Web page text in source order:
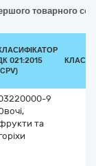
товарного
021:2015
9
та